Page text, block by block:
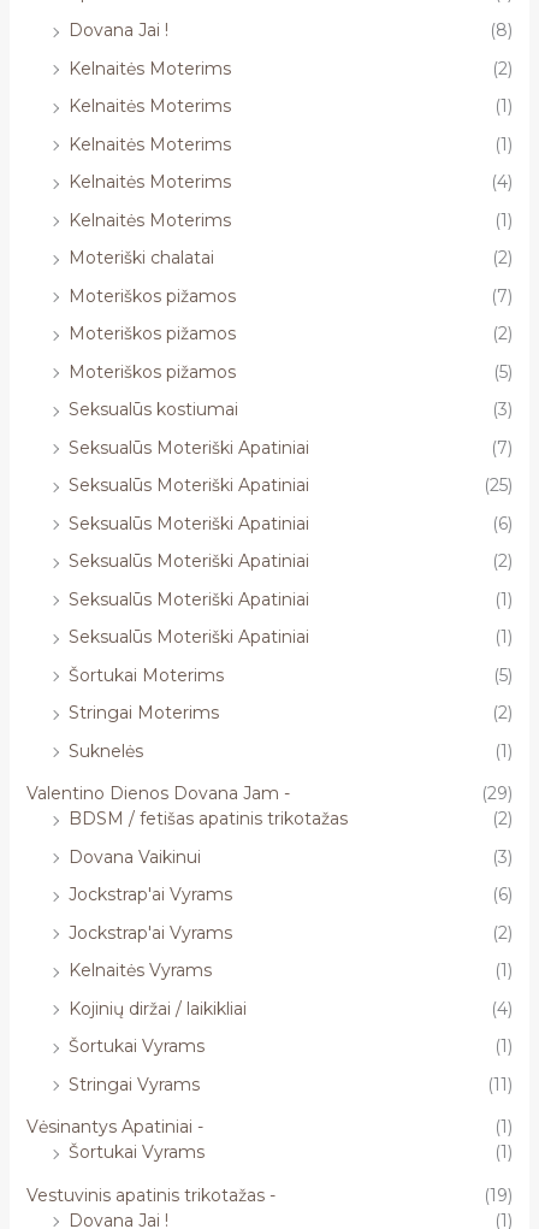
Dovana Jai !
(8)
Kelnaitės Moterims
(2)
Kelnaitės Moterims
(1)
Kelnaitės Moterims
(1)
Kelnaitės Moterims
(4)
Kelnaitės Moterims
(1)
Moteriški chalatai
(2)
Moteriškos pižamos
(7)
Moteriškos pižamos
(2)
Moteriškos pižamos
(5)
Seksualūs kostiumai
(3)
Seksualūs Moteriški Apatiniai
(7)
Seksualūs Moteriški Apatiniai
(25)
Seksualūs Moteriški Apatiniai
(6)
Seksualūs Moteriški Apatiniai
(2)
Seksualūs Moteriški Apatiniai
(1)
Seksualūs Moteriški Apatiniai
(1)
Šortukai Moterims
(5)
Stringai Moterims
(2)
Suknelės
(1)
Valentino Dienos Dovana Jam -
(29)
BDSM / fetišas apatinis trikotažas
(2)
Dovana Vaikinui
(3)
Jockstrap'ai Vyrams
(6)
Jockstrap'ai Vyrams
(2)
Kelnaitės Vyrams
(1)
Kojinių diržai / laikikliai
(4)
Šortukai Vyrams
(1)
Stringai Vyrams
(11)
Vėsinantys Apatiniai -
(1)
Šortukai Vyrams
(1)
Vestuvinis apatinis trikotažas -
(19)
Dovana Jai !
(1)